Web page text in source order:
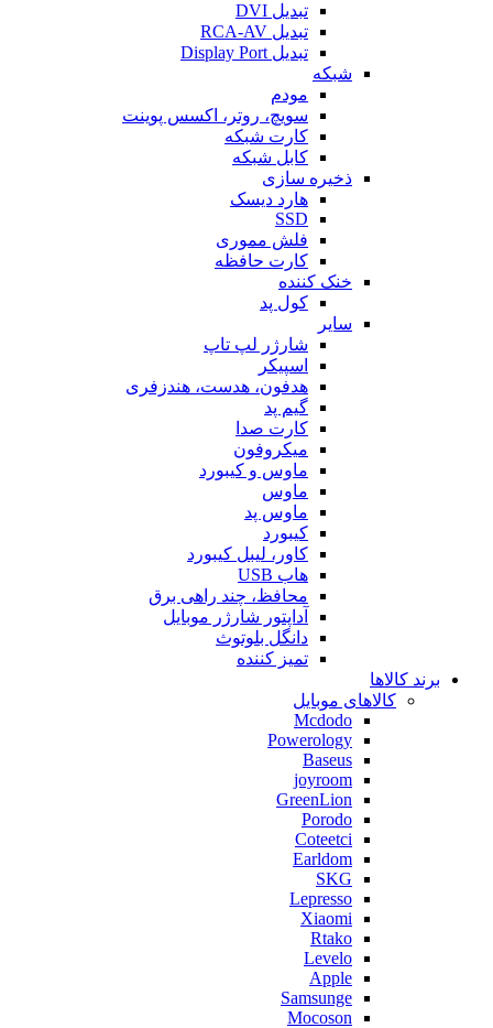
تبدیل DVI
تبدیل RCA-AV
تبدیل Display Port
شبکه
مودم
سویچ، روتر، اکسس پوینت
کارت شبکه
کابل شبکه
ذخیره سازی
هارد دیسک
SSD
فلش مموری
کارت حافظه
خنک کننده
کول پد
سایر
شارژر لپ تاپ
اسپیکر
هدفون، هدست، هندزفری
گیم پد
کارت صدا
میکروفون
ماوس و کیبورد
ماوس
ماوس پد
کیبورد
کاور، لیبل کیبورد
هاب USB
محافظ، چند راهی برق
آداپتور شارژر موبایل
دانگل بلوتوث
تمیز کننده
برند کالاها
کالاهای موبایل
Mcdodo
Powerology
Baseus
joyroom
GreenLion
Porodo
Coteetci
Earldom
SKG
Lepresso
Xiaomi
Rtako
Levelo
Apple
Samsunge
Mocoson